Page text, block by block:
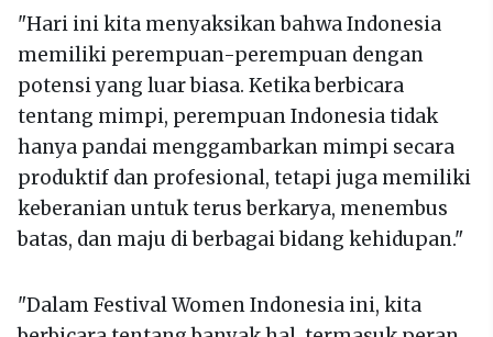
"Hari ini kita menyaksikan bahwa Indonesia
memiliki perempuan-perempuan dengan
potensi yang luar biasa. Ketika berbicara
tentang mimpi, perempuan Indonesia tidak
hanya pandai menggambarkan mimpi secara
produktif dan profesional, tetapi juga memiliki
keberanian untuk terus berkarya, menembus
batas, dan maju di berbagai bidang kehidupan."
"Dalam Festival Women Indonesia ini, kita